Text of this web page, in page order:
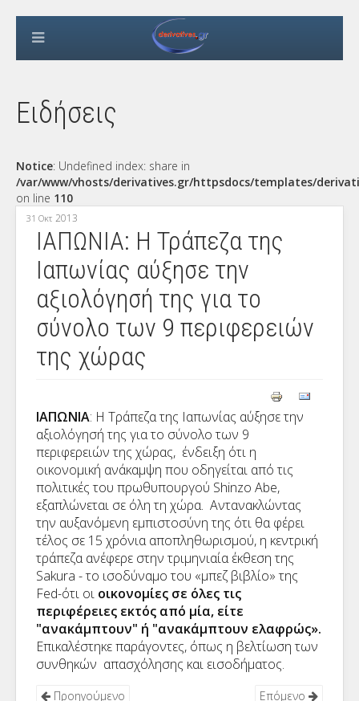
Ειδήσεις
Notice: Undefined index: share in
/var/www/vhosts/derivatives.gr/httpsdocs/templates/
on line 110
31 Οκτ 2013
ΙΑΠΩΝΙΑ: Η Τράπεζα της
Ιαπωνίας αύξησε την
αξιολόγησή της για το
σύνολο των 9 περιφερειών
της χώρας
ΙΑΠΩΝΙΑ: Η Τράπεζα της Ιαπωνίας αύξησε την
αξιολόγησή της για το σύνολο των 9
περιφερειών της χώρας, ένδειξη ότι η
οικονομική ανάκαμψη που οδηγείται από τις
πολιτικές του πρωθυπουργού Shinzo Abe,
εξαπλώνεται σε όλη τη χώρα. Αντανακλώντας
την αυξανόμενη εμπιστοσύνη της ότι θα φέρει
τέλος σε 15 χρόνια αποπληθωρισμού, η κεντρική
τράπεζα ανέφερε στην τριμηνιαία έκθεση της
Sakura - το ισοδύναμο του «μπεζ βιβλίο» της
Fed-ότι οι οικονομίες σε όλες τις
περιφέρειες εκτός από μία, είτε
"ανακάμπτουν" ή "ανακάμπτουν ελαφρώς».
Επικαλέστηκε παράγοντες, όπως η βελτίωση των
συνθηκών απασχόλησης και εισοδήματος.
Προηγούμενο Επόμενο